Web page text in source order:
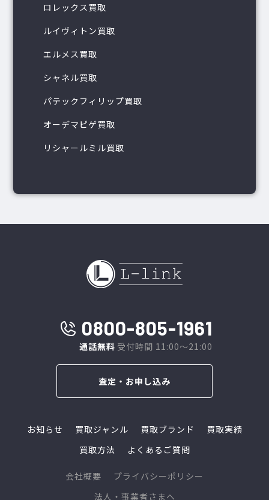
ロレックス買取
ルイヴィトン買取
エルメス買取
シャネル買取
パテックフィリップ買取
オーデマピゲ買取
リシャールミル買取
0800-805-1961
通話無料 受付時間 11:00～21:00
査定・お申し込み
お知らせ 買取ジャンル 買取ブランド
買取実績
買取方法
よくあるご質問
会社概要
プライバシーポリシー
法人・事業者さまへ